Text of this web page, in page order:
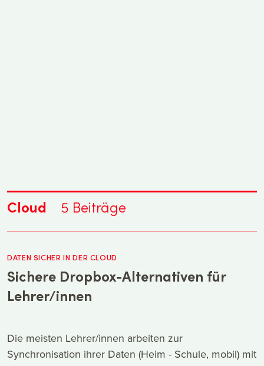
Cloud 5 Beiträge
DATEN SICHER IN DER CLOUD
Sichere Dropbox-Alternativen für
Lehrer/innen
Die meisten Lehrer/innen arbeiten zur
Synchronisation ihrer Daten (Heim - Schule, mobil) mit